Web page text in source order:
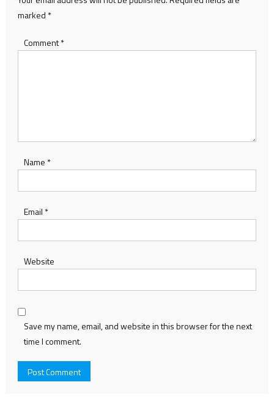
marked *
Comment*
Name *
Email *
Website
Save my name, email, and website in this browser for the next
time I comment.